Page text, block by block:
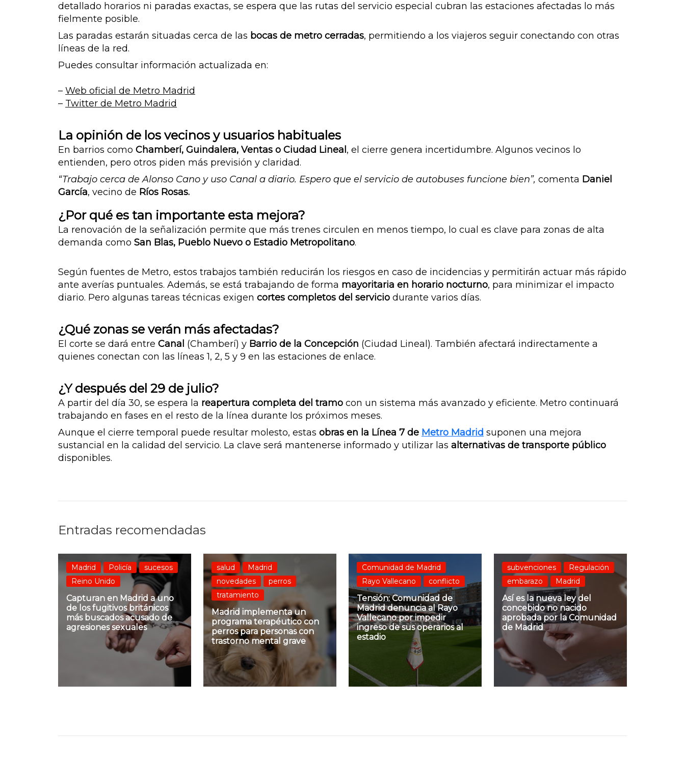
detallado horarios ni paradas exactas, se espera que las rutas del servicio especial cubran las estaciones afectadas lo más
fielmente posible.
Las paradas estarán situadas cerca de las bocas de metro cerradas, permitiendo a los viajeros seguir conectando con otras
líneas de la red.
Puedes consultar información actualizada en:
– Web oficial de Metro Madrid
– Twitter de Metro Madrid
La opinión de los vecinos y usuarios habituales
En barrios como Chamberí, Guindalera, Ventas o Ciudad Lineal , el cierre genera incertidumbre. Algunos vecinos lo
entienden, pero otros piden más previsión y claridad.
“Trabajo cerca de Alonso Cano y uso Canal a diario. Espero que el servicio de autobuses funcione bien”, comenta Daniel
García, vecino de Ríos Rosas.
¿Por qué es tan importante esta mejora?
La renovación de la señalización permite que más trenes circulen en menos tiempo, lo cual es clave para zonas de alta
demanda como San Blas, Pueblo Nuevo o Estadio Metropolitano.
Según fuentes de Metro, estos trabajos también reducirán los riesgos en caso de incidencias y permitirán actuar más rápido
ante averías puntuales. Además, se está trabajando de forma mayoritaria en horario nocturno, para minimizar el impacto
diario. Pero algunas tareas técnicas exigen cortes completos del servicio durante varios días.
¿Qué zonas se verán más afectadas?
El corte se dará entre Canal (Chamberí) y Barrio de la Concepción (Ciudad Lineal). También afectará indirectamente a
quienes conectan con las líneas 1, 2, 5 y 9 en las estaciones de enlace.
¿Y después del 29 de julio?
A partir del día 30, se espera la reapertura completa del tramo con un sistema más avanzado y eficiente. Metro continuará
trabajando en fases en el resto de la línea durante los próximos meses.
Aunque el cierre temporal puede resultar molesto, estas obras en la Línea 7 de Metro Madrid suponen una mejora
sustancial en la calidad del servicio. La clave será mantenerse informado y utilizar las alternativas de transporte público
disponibles.
Entradas recomendadas
Madrid Policía
sucesos
Reino Unido
Capturan en Madrid a uno
de los fugitivos británicos
más buscados acusado de
agresiones sexuales
salud
Madrid
novedades
perros
tratamiento
Madrid implementa un
programa terapéutico con
perros para personas con
trastorno mental grave
Comunidad de Madrid
Rayo Vallecano
conflicto
Tensión: Comunidad de
Madrid denuncia al Rayo
Vallecano por impedir
ingreso de sus operarios al
estadio
subvenciones
Regulación
embarazo
Madrid
Así es la nueva ley del
concebido no nacido
aprobada por la Comunidad
de Madrid